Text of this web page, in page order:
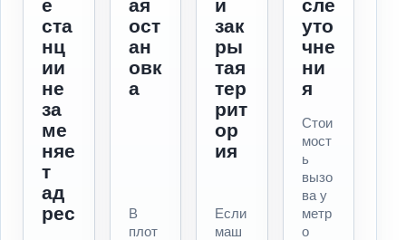
е
ста
нц
ии
не
за
ме
няе
т
ад
рес
ая
ост
ан
овк
а
В
плот
и
зак
ры
тая
тер
рит
ор
ия
Если
маш
сле
уто
чне
ни
я
Стои
мост
ь
вызо
ва у
метр
о